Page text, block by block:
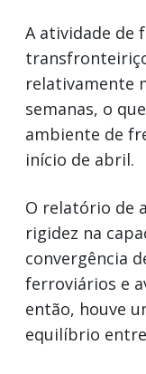
A atividade de
relativamente
semanas, o
ambiente de
início de abril.
O relatório de
rigidez na
convergência
ferroviários e
então, houve
equilíbrio